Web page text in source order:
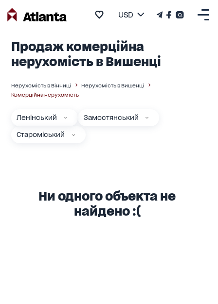
USD
Продаж комерційна
нерухомість в Вишенці
Нерухомість в Вінниці
Нерухомість в Вишенці
Комерційна нерухомість
Ленінський Замостянський
Староміський
Ни одного объекта не
найдено :(